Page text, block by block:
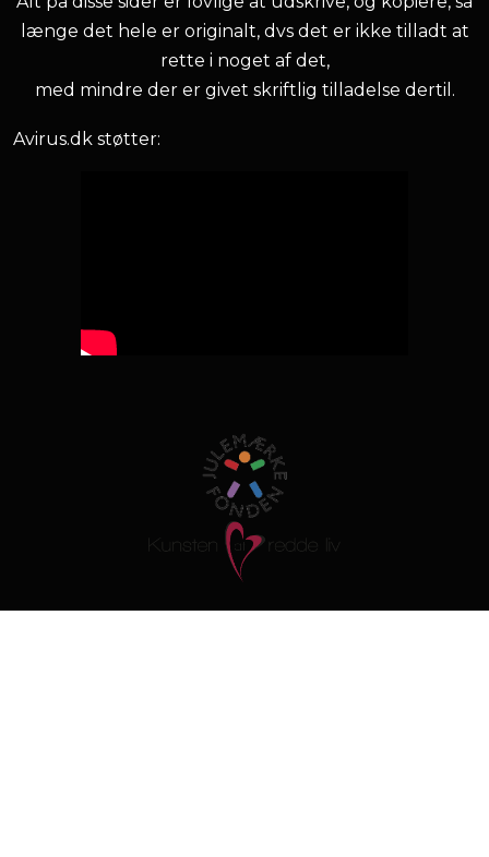
længe det hele er originalt, dvs det er ikke tilladt at
rette i noget af det,
med mindre der er givet skriftlig tilladelse dertil.
Avirus.dk støtter: